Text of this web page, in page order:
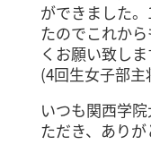
ができました
たのでこれか
くお願い致しま
(4回生女子部
いつも関西学
ただき、ありが